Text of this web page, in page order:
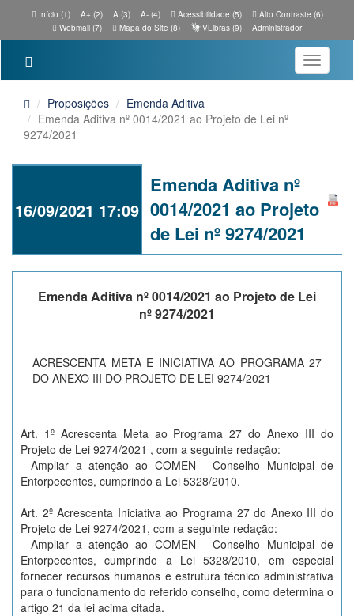
Início (1) A+ (2) A (3) A- (4) Acessibilidade (5)
Alto Contraste (6)
Webmail (7)
Mapa do Site (8) VLibras (9) Administrador
Toggle
Proposições
Emenda Aditiva
Emenda Aditiva nº 0014/2021 ao Projeto de Lei nº
9274/2021
16/09/2021 17:09
Emenda Aditiva nº
0014/2021 ao Projeto
de Lei nº 9274/2021
Emenda Aditiva nº 0014/2021 ao Projeto de Lei
nº 9274/2021
ACRESCENTA META E INICIATIVA AO PROGRAMA 27
DO ANEXO III DO PROJETO DE LEI 9274/2021
Art. 1º Acrescenta Meta ao Programa 27 do Anexo III do
Projeto de Lei 9274/2021 , com a seguinte redação:
- Ampliar a atenção ao COMEN - Conselho Municipal de
Entorpecentes, cumprindo a Lei 5328/2010.
Art. 2º Acrescenta Iniciativa ao Programa 27 do Anexo III do
Projeto de Lei 9274/2021, com a seguinte redação:
- Ampliar a atenção ao COMEN - Conselho Municipal de
Entorpecentes, cumprindo a Lei 5328/2010, em especial
fornecer recursos humanos e estrutura técnico administrativa
para o funcionamento do referido conselho, como determina o
artigo 21 da lei acima citada.